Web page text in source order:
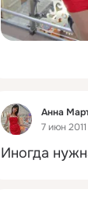
Фид
Анна
7 июн 2011
Иногда